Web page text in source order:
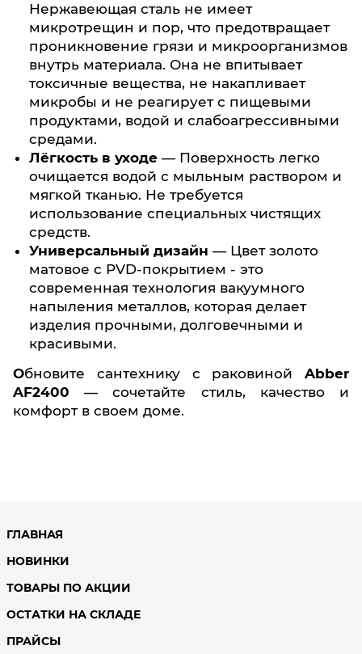
Нержавеющая сталь не имеет
микротрещин и пор, что предотвращает
проникновение грязи и микроорганизмов
внутрь материала. Она не впитывает
токсичные вещества, не накапливает
микробы и не реагирует с пищевыми
продуктами, водой и слабоагрессивными
средами.
Лёгкость в уходе — Поверхность легко
очищается водой с мыльным раствором и
мягкой тканью. Не требуется
использование специальных чистящих
средств.
Универсальный дизайн — Цвет золото
матовое с PVD-покрытием - это
современная технология вакуумного
напыления металлов, которая делает
изделия прочными, долговечными и
красивыми.
Обновите сантехнику с раковиной Abber
AF2400 — сочетайте стиль, качество и
комфорт в своем доме.
ГЛАВНАЯ
НОВИНКИ
ТОВАРЫ ПО АКЦИИ
ОСТАТКИ НА СКЛАДЕ
ПРАЙСЫ